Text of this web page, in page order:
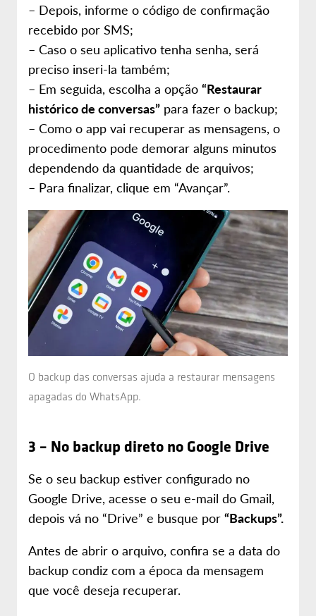
– Depois, informe o código de confirmação
recebido por SMS;
– Caso o seu aplicativo tenha senha, será
preciso inseri-la também;
– Em seguida, escolha a opção “Restaurar
histórico de conversas” para fazer o backup;
– Como o app vai recuperar as mensagens, o
procedimento pode demorar alguns minutos
dependendo da quantidade de arquivos;
– Para finalizar, clique em “Avançar”.
O backup das conversas ajuda a restaurar mensagens
apagadas do WhatsApp.
3 – No backup direto no Google Drive
Se o seu backup estiver configurado no
Google Drive, acesse o seu e-mail do Gmail,
depois vá no “Drive” e busque por “Backups”.
Antes de abrir o arquivo, confira se a data do
backup condiz com a época da mensagem
que você deseja recuperar.